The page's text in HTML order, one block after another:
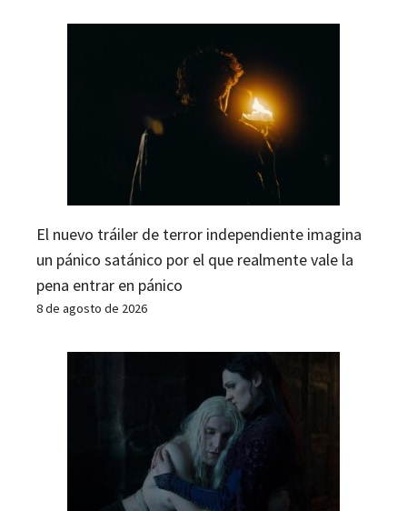
El nuevo tráiler de terror independiente imagina
un pánico satánico por el que realmente vale la
pena entrar en pánico
8 de agosto de 2026